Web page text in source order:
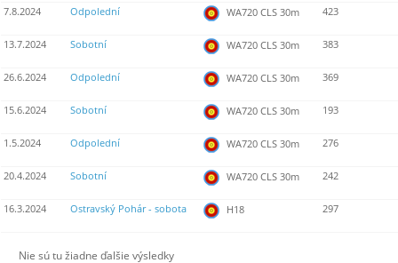
7.8.2024 Odpolední WA720 CLS 30m 423
13.7.2024 Sobotní WA720 CLS 30m 383
26.6.2024 Odpolední WA720 CLS 30m 369
15.6.2024 Sobotní WA720 CLS 30m 193
1.5.2024 Odpolední WA720 CLS 30m 276
20.4.2024 Sobotní WA720 CLS 30m 242
16.3.2024 Ostravský Pohár - sobota H18 297
Nie sú tu žiadne ďalšie výsledky